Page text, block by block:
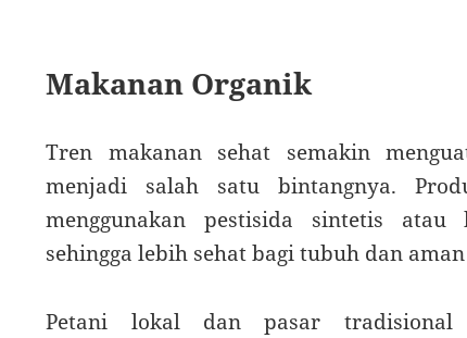
Makanan Organik
Tren makanan sehat semakin
menjadi salah satu bintangnya.
menggunakan pestisida sintetis atau
sehingga lebih sehat bagi tubuh dan
Petani lokal dan pasar tradisional